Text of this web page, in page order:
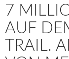
7
AUF
TRAIL.